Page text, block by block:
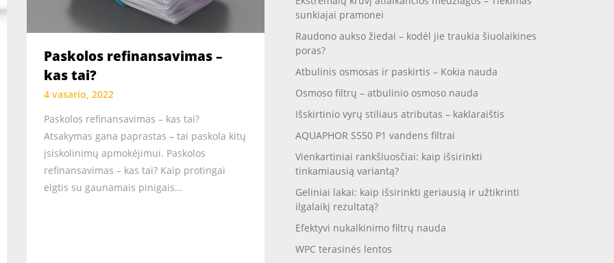
Paskolos refinansavimas –
kas tai?
4 vasario, 2022
Paskolos refinansavimas – kas tai?
Atsakymas gana paprastas – tai paskola kitų
įsiskolinimų apmokėjimui. Paskolos
refinansavimas – kas tai? Kaip protingai
elgtis su gaunamais pinigais…
sunkiajai pramonei
Raudono aukso žiedai – kodėl jie traukia šiuolaikines
poras?
Atbulinis osmosas ir paskirtis – Kokia nauda
Osmoso filtrų – atbulinio osmoso nauda
Išskirtinio vyrų stiliaus atributas – kaklaraištis
AQUAPHOR S550 P1 vandens filtrai
Vienkartiniai rankšluosčiai: kaip išsirinkti
tinkamiausią variantą?
Geliniai lakai: kaip išsirinkti geriausią ir užtikrinti
ilgalaikį rezultatą?
Efektyvi nukalkinimo filtrų nauda
WPC terasinės lentos